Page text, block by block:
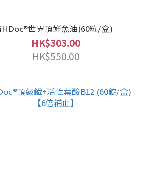
iHDoc®世界頂鮮魚油(60粒/盒)
HK$303.00
HK$550.00